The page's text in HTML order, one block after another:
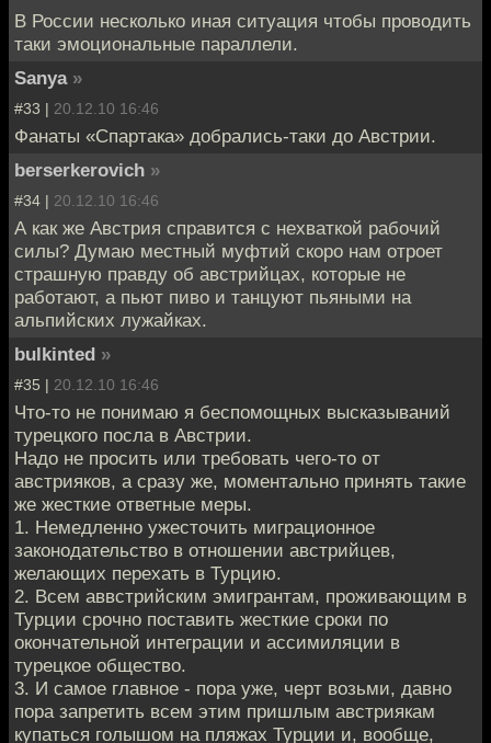
В России несколько иная ситуация чтобы проводить
таки эмоциональные параллели.
Sanya »
#33 | 20.12.10 16:46
Фанаты «Спартака» добрались-таки до Австрии.
berserkerovich »
#34 | 20.12.10 16:46
А как же Австрия справится с нехваткой рабочий
силы? Думаю местный муфтий скоро нам отроет
страшную правду об австрийцах, которые не
работают, а пьют пиво и танцуют пьяными на
альпийских лужайках.
bulkinted »
#35 | 20.12.10 16:46
Что-то не понимаю я беспомощных высказываний
турецкого посла в Австрии.
Надо не просить или требовать чего-то от
австрияков, а сразу же, моментально принять такие
же жесткие ответные меры.
1. Немедленно ужесточить миграционное
законодательство в отношении австрийцев,
желающих перехать в Турцию.
2. Всем аввстрийским эмигрантам, проживающим в
Турции срочно поставить жесткие сроки по
окончательной интеграции и ассимиляции в
турецкое общество.
3. И самое главное - пора уже, черт возьми, давно
пора запретить всем этим пришлым австриякам
купаться голышом на пляжах Турции и, вообще,